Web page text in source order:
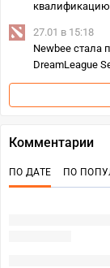
квалификацию
27.01 в 15:18
Newbee стала
DreamLeague
Комментарии
ПО ДАТЕ ПО